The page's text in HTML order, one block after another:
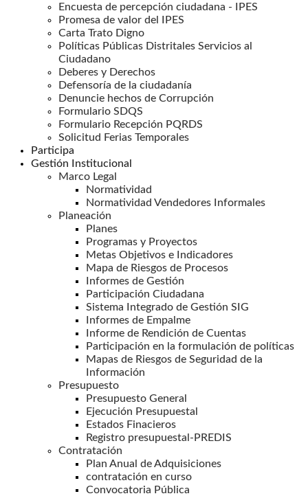
Encuesta de percepción ciudadana - IPES
Promesa de valor del IPES
Carta Trato Digno
Políticas Públicas Distritales Servicios al
Ciudadano
Deberes y Derechos
Defensoría de la ciudadanía
Denuncie hechos de Corrupción
Formulario SDQS
Formulario Recepción PQRDS
Solicitud Ferias Temporales
Participa
Gestión Institucional
Marco Legal
Normatividad
Normatividad Vendedores Informales
Planeación
Planes
Programas y Proyectos
Metas Objetivos e Indicadores
Mapa de Riesgos de Procesos
Informes de Gestión
Participación Ciudadana
Sistema Integrado de Gestión SIG
Informes de Empalme
Informe de Rendición de Cuentas
Participación en la formulación de políticas
Mapas de Riesgos de Seguridad de la
Información
Presupuesto
Presupuesto General
Ejecución Presupuestal
Estados Finacieros
Registro presupuestal-PREDIS
Contratación
Plan Anual de Adquisiciones
contratación en curso
Convocatoria Pública